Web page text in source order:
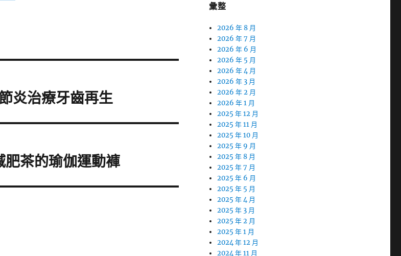
炎治療牙齒再生
茶的瑜伽運動褲
彙整
2026 年 8 月
2026 年 7 月
2026 年 6 月
2026 年 5 月
2026 年 4 月
2026 年 3 月
2026 年 2 月
2026 年 1 月
2025 年 12 月
2025 年 11 月
2025 年 10 月
2025 年 9 月
2025 年 8 月
2025 年 7 月
2025 年 6 月
2025 年 5 月
2025 年 4 月
2025 年 3 月
2025 年 2 月
2025 年 1 月
2024 年 12 月
2024 年 11 月